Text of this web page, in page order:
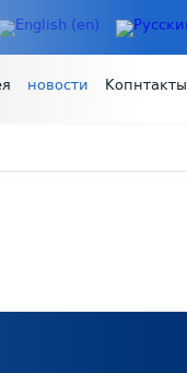
новости Копнтакты